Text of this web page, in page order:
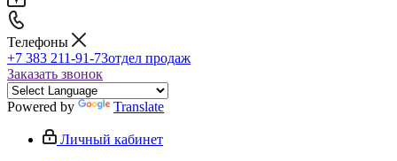
Телефоны
+7 383 211-91-73отдел продаж
Заказать звонок
Powered by Translate
Личный кабинет